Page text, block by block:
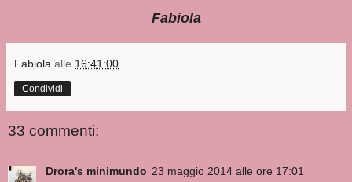
Fabiola
Fabiola alle 16:41:00
Condividi
33 commenti:
Drora's minimundo 23 maggio 2014 alle ore 17:01